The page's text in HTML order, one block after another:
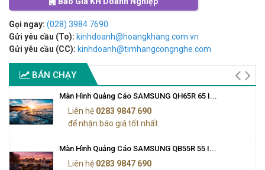
Gọi ngay: (028) 3984 7690
Gửi yêu cầu (To): kinhdoanh@hoangkhang.com.vn
Gửi yêu cầu (CC): kinhdoanh@timhangcongnghe.com
BÁN CHẠY
Màn Hình Quảng Cáo SAMSUNG QH65R 65 I...
Liên hệ 0283 9847 690
để nhận báo giá tốt nhất
Màn Hình Quảng Cáo SAMSUNG QB55R 55 I...
Liên hệ 0283 9847 690